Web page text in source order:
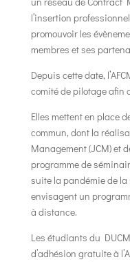
l’insertion
promouvoir les
membres et ses
Depuis cette date,
comité de pilotage afin
Elles mettent en place
commun, dont la
Management (JCM) et
programme de
suite la pandémie de la
envisagent un
à distance.
Les étudiants du
d’adhésion gratuite à